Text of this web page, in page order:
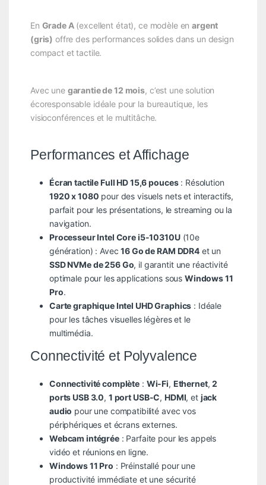
En Grade A(excellent état), ce modèle enargent
(gris) offre des performances solides dans un design
compact et tactile.
Avec une garantie de 12 mois, c’est une solution
écoresponsable idéale pour la bureautique, les
visioconférences et le multitâche.
Performances et Affichage
Écran tactile Full HD 15,6 pouces: Résolution
1920 x 1080 pour des visuels nets et interactifs,
parfait pour les présentations, le streaming ou la
navigation.
Processeur Intel Core i5-10310U(10e
génération) : Avec16 Go de RAM DDR4et un
SSD NVMe de 256 Go, il garantit une réactivité
optimale pour les applications sous Windows 11
Pro.
Carte graphique Intel UHD Graphics : Idéale
pour les tâches visuelles légères et le
multimédia.
Connectivité et Polyvalence
Connectivité complète : Wi-Fi, Ethernet,2
ports USB 3.0, 1 port USB-C, HDMI, et jack
audio pour une compatibilité avec vos
périphériques et écrans externes.
Webcam intégrée: Parfaite pour les appels
vidéo et réunions en ligne.
Windows 11 Pro : Préinstallé pour une
productivité immédiate et une sécurité